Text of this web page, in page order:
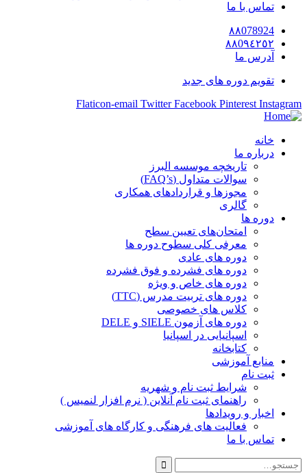
تماس با ما
٨٨078924
٨٨0٩٤٢٥٢
آدرس ما
تقویم دوره های جدید
Flaticon-email Twitter Facebook Pinterest Instagram
خانه
درباره ما
تاریخچه موسسه البرز
سوالات متداول (FAQ’s)
مجوزها و قراردادهای همکاری
گالری
دوره ها
امتحان‌های تعیین سطح
معرفی کلی سطوح دوره ها
دوره های عادی
دوره های فشرده و فوق فشرده
دوره های خاص و ویژه
دوره های تربیت مدرس (TTC)
کلاس های خصوصی
دوره های آزمون SIELE و DELE
اسپانیایی در اسپانیا
کتابخانه
منابع آموزشی
ثبت نام
شرایط ثبت نام و شهریه
راهنمای ثبت نام آنلاین ( نرم افزار لنمیس )
اخبار و رویدادها
فعالیت های فرهنگی و کارگاه های آموزشی
تماس با ما